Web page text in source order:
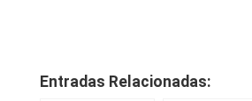
Entradas Relacionadas: